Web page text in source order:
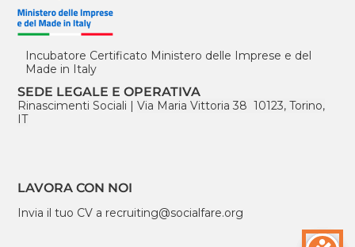
Incubatore Certificato Ministero delle Imprese e del
Made in Italy
SEDE LEGALE E OPERATIVA
Rinascimenti Sociali |Via Maria Vittoria 38 10123, Torino,
IT
LAVORA CON NOI
Invia il tuo CV a recruiting@socialfare.org